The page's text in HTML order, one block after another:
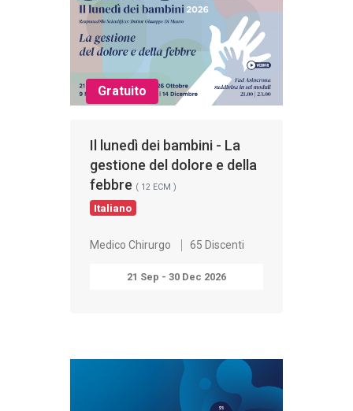
Gratuito
Il lunedì dei bambini - La
gestione del dolore e della
febbre ( 12 ECM )
Italiano
Medico Chirurgo 65 Discenti
21 Sep - 30 Dec 2026